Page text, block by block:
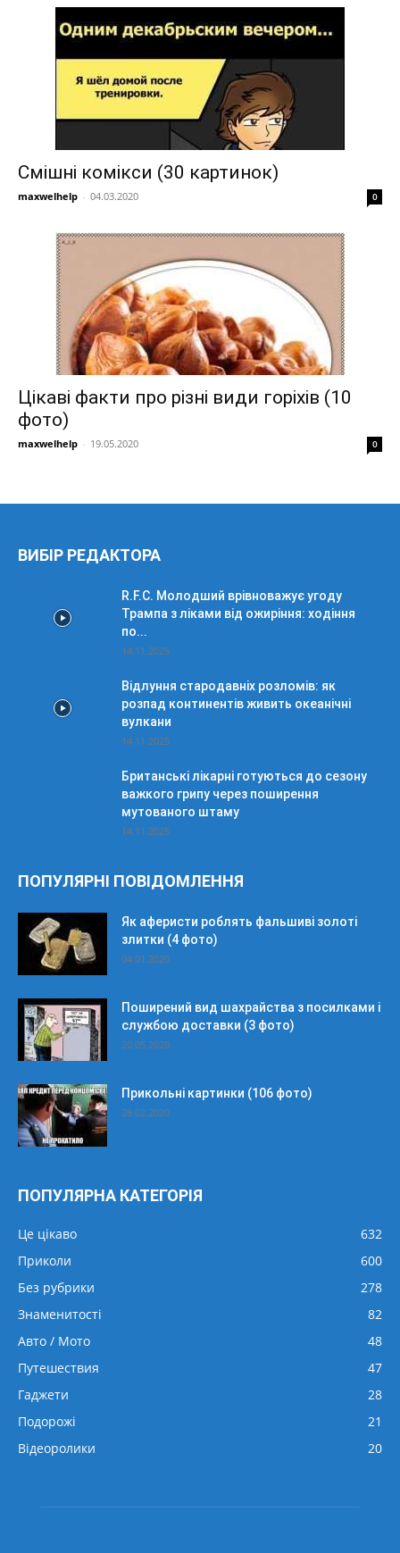
Смішні комікси (30 картинок)
maxwelhelp - 04.03.2020 0
Цікаві факти про різні види горіхів (10
фото)
maxwelhelp - 19.05.2020 0
ВИБІР РЕДАКТОРА
R.F.C. Молодший врівноважує угоду
Трампа з ліками від ожиріння: ходіння
по...
14.11.2025
Відлуння стародавніх розломів: як
розпад континентів живить океанічні
вулкани
14.11.2025
Британські лікарні готуються до сезону
важкого грипу через поширення
мутованого штаму
14.11.2025
ПОПУЛЯРНІ ПОВІДОМЛЕННЯ
Як аферисти роблять фальшиві золоті
злитки (4 фото)
04.01.2020
Поширений вид шахрайства з посилками і
службою доставки (3 фото)
20.05.2020
Прикольні картинки (106 фото)
28.02.2020
ПОПУЛЯРНА КАТЕГОРІЯ
Це цікаво
632
Приколи
600
Без рубрики
278
Знаменитості
82
Авто / Мото
48
Путешествия
47
Гаджети
28
Подорожі
21
Відеоролики
20